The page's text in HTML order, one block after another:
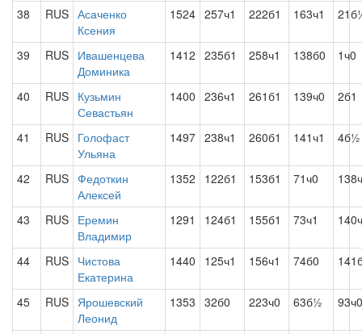
38 RUS Асаченко
Ксения
1524 257ч1 222б1 163ч1
39 RUS Ивашенцева
Доминика
1412 235б1 258ч1 138б0 1ч0
40 RUS Кузьмин
Севастьян
1400 236ч1 261б1 139ч0 2б1
41 RUS Голофаст
Ульяна
1497 238ч1 260б1 141ч1 4б½
42 RUS Федоткин
Алексей
1352 122б1 153б1 71ч0
43 RUS Еремин
Владимир
1291 124б1 155б1 73ч1
44 RUS Чистова
Екатерина
1440 125ч1 156ч1 74б0
45 RUS Ярошевский
Леонид
1353 32б0 223ч0 63б½ 93ч0